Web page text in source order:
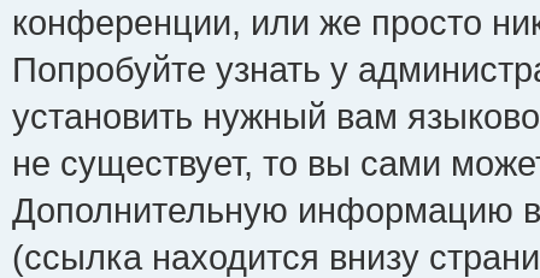
конференции, или же просто
Попробуйте узнать у
установить нужный вам
не существует, то вы сами
Дополнительную информацию
(ссылка находится внизу